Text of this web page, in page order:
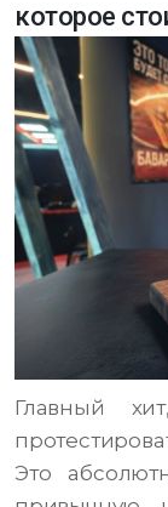
которое
Главный
Это